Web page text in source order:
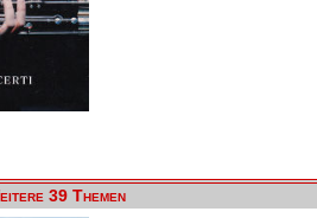
39 Themen